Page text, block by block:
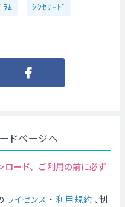
ﾗﾑ ｼﾝｾﾘｰﾄﾞ
ドページへ
ロード、ご利用の前に必ず
ライセンス ・ 利用規約 、制